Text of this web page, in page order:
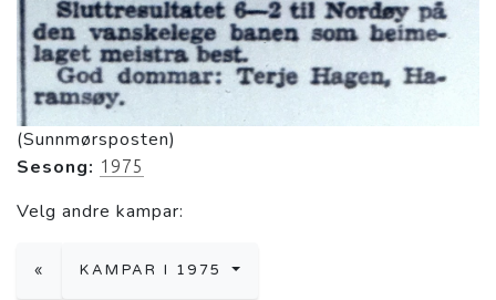
(Sunnmørsposten)
Sesong: 1975
Velg andre kampar:
« KAMPAR I 1975